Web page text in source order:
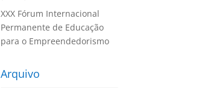
XXX Fórum Internacional
Permanente de Educação
para o Empreendedorismo
Arquivo